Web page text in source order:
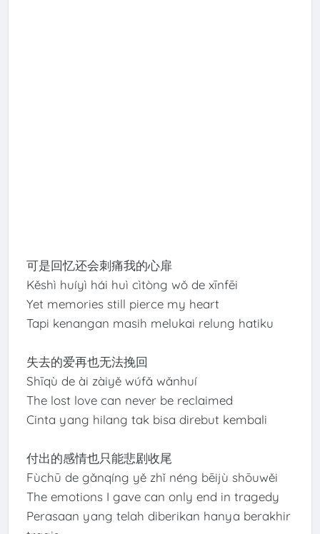
可是回忆还会刺痛我的心扉
Kěshì huíyì hái huì cìtòng wǒ de xīnfēi
Yet memories still pierce my heart
Tapi kenangan masih melukai relung hatiku
失去的爱再也无法挽回
Shīqù de ài zàiyě wúfǎ wǎnhuí
The lost love can never be reclaimed
Cinta yang hilang tak bisa direbut kembali
付出的感情也只能悲剧收尾
Fùchū de gǎnqíng yě zhǐ néng bēijù shōuwěi
The emotions I gave can only end in tragedy
Perasaan yang telah diberikan hanya berakhir